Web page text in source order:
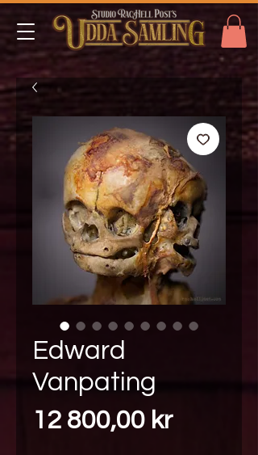
Edward
Vanpating
12 800,00 krPris